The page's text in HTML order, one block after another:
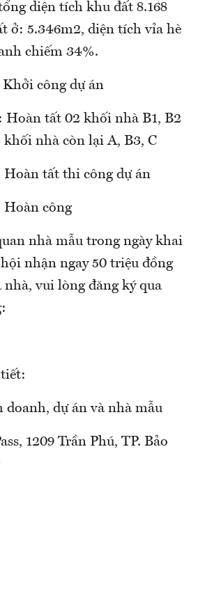
diện tích khu đất 8.168
ở: 5.346m2, diện tích vỉa hè
chiếm 34%.
công dự án
Hoàn tất 02 khối nhà B1, B2
khối nhà còn lại A, B3, C
Hoàn tất thi công dự án
Hoàn công
nhà mẫu trong ngày khai
nhận ngay 50 triệu đồng
vui lòng đăng ký qua
doanh, dự án và nhà mẫu
1209 Trần Phú, TP. Bảo